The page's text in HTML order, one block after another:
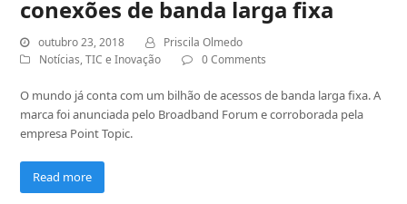
conexões de banda larga fixa
outubro 23, 2018
Priscila Olmedo
Notícias,TIC e Inovação 0 Comments
O mundo já conta com um bilhão de acessos de banda larga fixa. A
marca foi anunciada pelo Broadband Forum e corroborada pela
empresa Point Topic.
Read more